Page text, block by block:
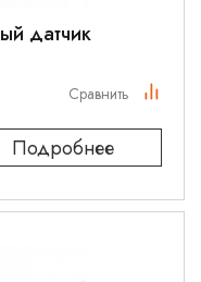
датчик
Подробнее
Сравнить